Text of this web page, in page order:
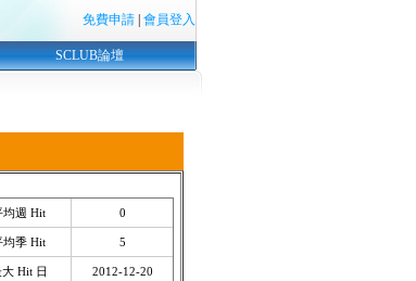
免費申請 會員登入
SCLUB論壇
均週 Hit 0
均季 Hit 5
大 Hit 日 2012-12-20